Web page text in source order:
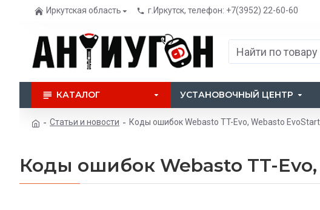
Иркутская область г.Иркутск, телефон: +7(3952) 22-60-60
КАТАЛОГ УСТАНОВОЧНЫЙ ЦЕНТР
Статьи и новости Коды ошибок Webasto TT-Evo, Webasto
Коды ошибок Webasto TT-